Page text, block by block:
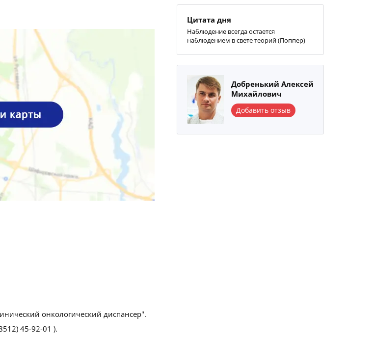
онкологический диспансер".
45-92-01 ).
Цитата дня
Наблюдение всегда остается
наблюдением в свете теорий (Поппер)
Добренький Алексей
Михайлович
Добавить отзыв